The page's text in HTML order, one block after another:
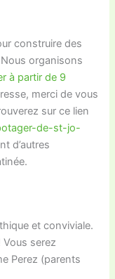
construire des
organisons
à partir de 9
merci de vous
sur ce lien
de-st-jo-
d’autres
et conviviale.
serez
Perez (parents